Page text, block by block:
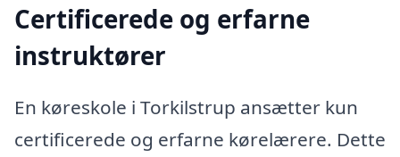
Certificerede og erfarne
instruktører
En køreskole i Torkilstrup ansætter kun
certificerede og erfarne kørelærere. Dette